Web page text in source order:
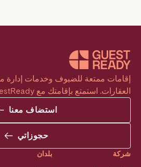
العقارات. استمتع بإقامتك مع GuestReady.
استضاف معنا
حجوزاتي
شركة بلدان